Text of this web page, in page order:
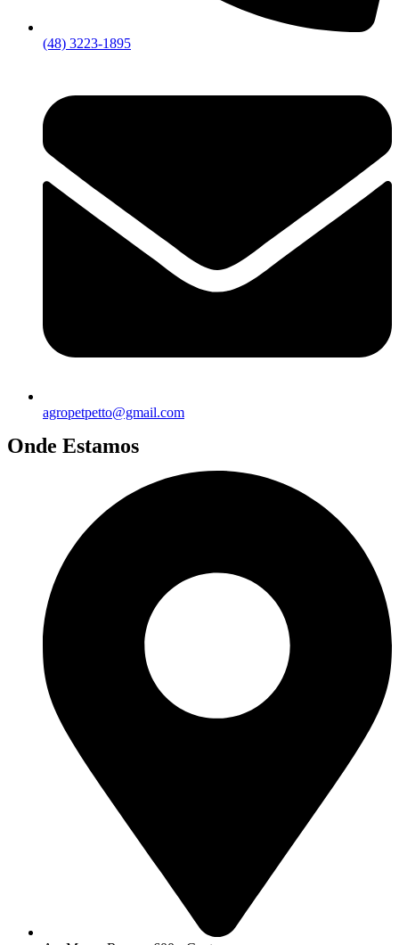
(48) 3223-1895
agropetpetto@gmail.com
Onde Estamos